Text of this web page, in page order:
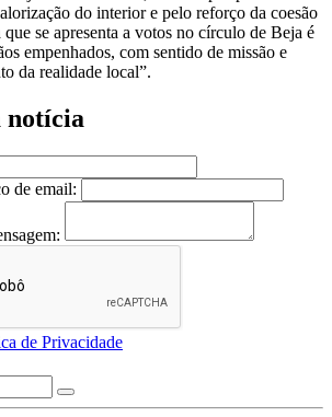
do interior e pelo reforço da coesão
se apresenta a votos no círculo de Beja é
empenhados, com sentido de missão e
da realidade local”.
notícia
de email:
de Privacidade